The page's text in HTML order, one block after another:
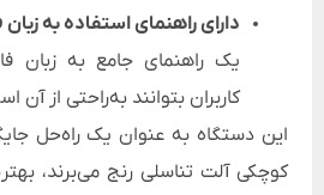
دارای راهنمای استفاده به
یک راهنمای جامع به زبان
کاربران بتوانند به‌راحتی از آن
این دستگاه به عنوان یک راه‌حل
کوچکی آلت تناسلی رنج می‌برند،